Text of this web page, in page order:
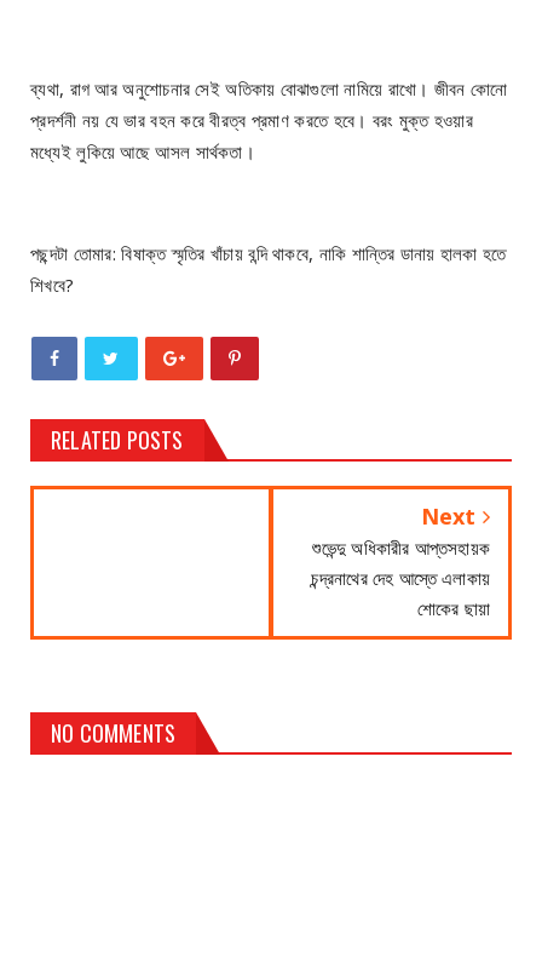
ব্যথা, রাগ আর অনুশোচনার সেই অতিকায় বোঝাগুলো নামিয়ে রাখো। জীবন কোনো
প্রদর্শনী নয় যে ভার বহন করে বীরত্ব প্রমাণ করতে হবে। বরং মুক্ত হওয়ার
মধ্যেই লুকিয়ে আছে আসল সার্থকতা।
পছন্দটা তোমার: বিষাক্ত স্মৃতির খাঁচায় বন্দি থাকবে, নাকি শান্তির ডানায় হালকা হতে
শিখবে?
RELATED POSTS
Next
শুভেন্দু অধিকারীর আপ্তসহায়ক
চন্দ্রনাথের দেহ আস্তে এলাকায়
শোকের ছায়া
NO COMMENTS